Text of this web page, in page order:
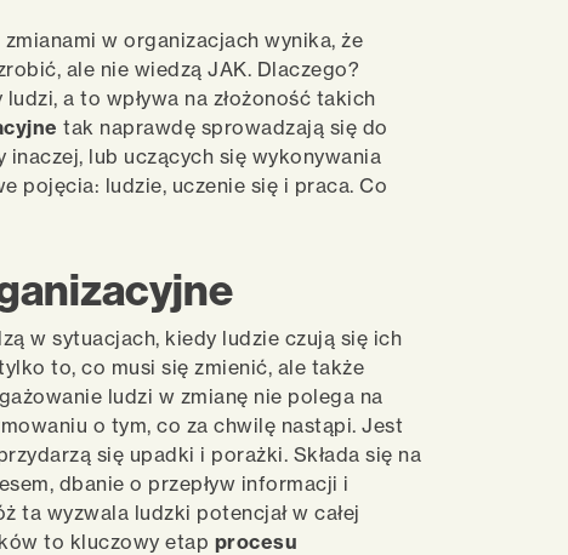
w organizacjach wynika, że
ale nie wiedzą JAK. Dlaczego?
a to wpływa na złożoność takich
tak naprawdę sprowadzają się do
lub uczących się wykonywania
pojęcia: ludzie, uczenie się i praca. Co
w sytuacjach, kiedy ludzie czują się ich
to, co musi się zmienić, ale także
ludzi w zmianę nie polega na
o tym, co za chwilę nastąpi. Jest
się upadki i porażki. Składa się na
dbanie o przepływ informacji i
ta wyzwala ludzki potencjał w całej
to kluczowy etap procesu